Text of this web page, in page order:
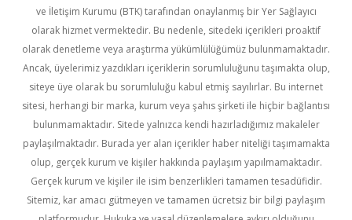
ve İletişim Kurumu (BTK) tarafından onaylanmış bir Yer Sağlayıcı
olarak hizmet vermektedir. Bu nedenle, sitedeki içerikleri proaktif
olarak denetleme veya araştırma yükümlülüğümüz bulunmamaktadır.
Ancak, üyelerimiz yazdıkları içeriklerin sorumluluğunu taşımakta olup,
siteye üye olarak bu sorumluluğu kabul etmiş sayılırlar. Bu internet
sitesi, herhangi bir marka, kurum veya şahıs şirketi ile hiçbir bağlantısı
bulunmamaktadır. Sitede yalnızca kendi hazırladığımız makaleler
paylaşılmaktadır. Burada yer alan içerikler haber niteliği taşımamakta
olup, gerçek kurum ve kişiler hakkında paylaşım yapılmamaktadır.
Gerçek kurum ve kişiler ile isim benzerlikleri tamamen tesadüfidir.
Sitemiz, kar amacı gütmeyen ve tamamen ücretsiz bir bilgi paylaşım